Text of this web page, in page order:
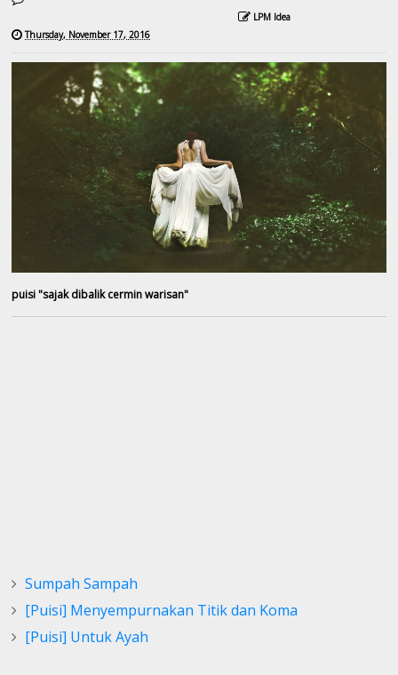
LPM Idea
Thursday, November 17, 2016
puisi "sajak dibalik cermin warisan"
Sumpah Sampah
[Puisi] Menyempurnakan Titik dan Koma
[Puisi] Untuk Ayah